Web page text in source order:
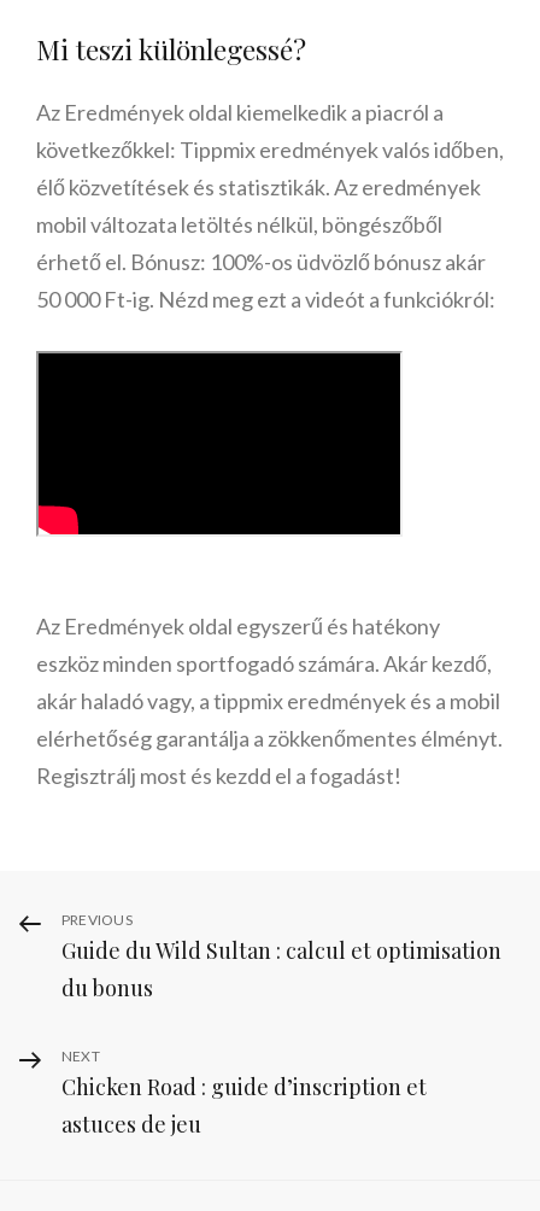
Mi teszi különlegessé?
Az Eredmények oldal kiemelkedik a piacról a
következőkkel: Tippmix eredmények valós időben,
élő közvetítések és statisztikák. Az eredmények
mobil változata letöltés nélkül, böngészőből
érhető el. Bónusz: 100%-os üdvözlő bónusz akár
50 000 Ft-ig. Nézd meg ezt a videót a funkciókról:
Az Eredmények oldal egyszerű és hatékony
eszköz minden sportfogadó számára. Akár kezdő,
akár haladó vagy, a tippmix eredmények és a mobil
elérhetőség garantálja a zökkenőmentes élményt.
Regisztrálj most és kezdd el a fogadást!
Post
navigation
Previous
Post
PREVIOUS
Guide du Wild Sultan : calcul et optimisation
du bonus
Next
Post
NEXT
Chicken Road : guide d’inscription et
astuces de jeu